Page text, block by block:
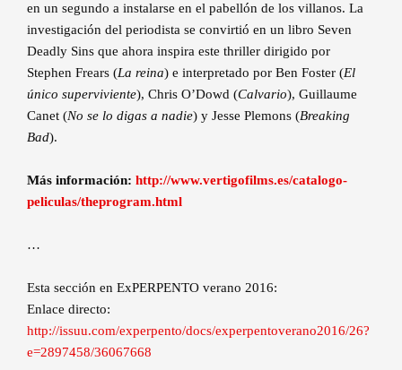
en un segundo a instalarse en el pabellón de los villanos. La
investigación del periodista se convirtió en un libro Seven
Deadly Sins que ahora inspira este thriller dirigido por
Stephen Frears (La reina) e interpretado por Ben Foster (El
único superviviente), Chris O’Dowd (Calvario), Guillaume
Canet (No se lo digas a nadie) y Jesse Plemons (Breaking
Bad).
Más información: http://www.vertigofilms.es/catalogo-
peliculas/theprogram.html
…
Esta sección en ExPERPENTO verano 2016:
Enlace directo:
http://issuu.com/experpento/docs/experpentoverano2016/26?
e=2897458/36067668